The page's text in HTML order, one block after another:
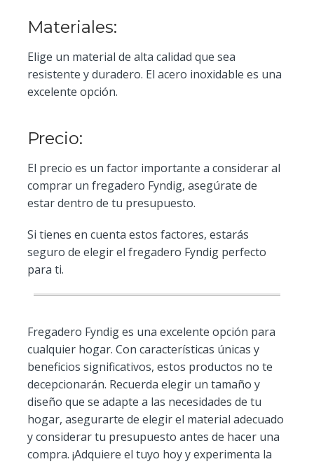
Materiales:
Elige un material de alta calidad que sea
resistente y duradero. El acero inoxidable es una
excelente opción.
Precio:
El precio es un factor importante a considerar al
comprar un fregadero Fyndig, asegúrate de
estar dentro de tu presupuesto.
Si tienes en cuenta estos factores, estarás
seguro de elegir el fregadero Fyndig perfecto
para ti.
Fregadero Fyndig es una excelente opción para
cualquier hogar. Con características únicas y
beneficios significativos, estos productos no te
decepcionarán. Recuerda elegir un tamaño y
diseño que se adapte a las necesidades de tu
hogar, asegurarte de elegir el material adecuado
y considerar tu presupuesto antes de hacer una
compra. ¡Adquiere el tuyo hoy y experimenta la